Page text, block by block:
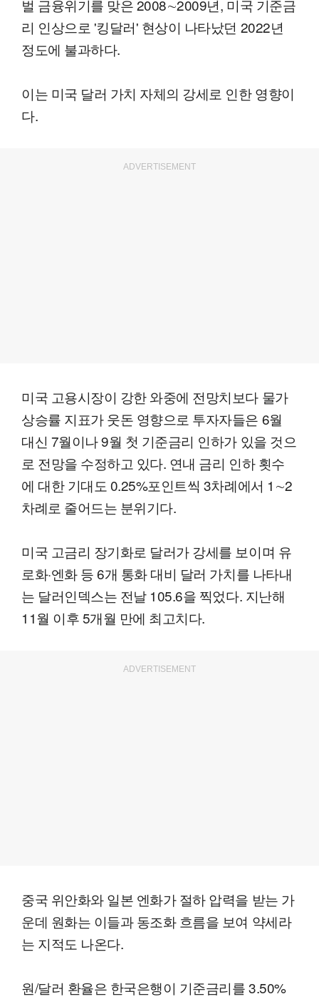
벌 금융위기를 맞은 2008∼2009년, 미국 기준금
리 인상으로 '킹달러' 현상이 나타났던 2022년
정도에 불과하다.
이는 미국 달러 가치 자체의 강세로 인한 영향이
다.
ADVERTISEMENT
미국 고용시장이 강한 와중에 전망치보다 물가
상승률 지표가 웃돈 영향으로 투자자들은 6월
대신 7월이나 9월 첫 기준금리 인하가 있을 것으
로 전망을 수정하고 있다. 연내 금리 인하 횟수
에 대한 기대도 0.25%포인트씩 3차례에서 1∼2
차례로 줄어드는 분위기다.
미국 고금리 장기화로 달러가 강세를 보이며 유
로화·엔화 등 6개 통화 대비 달러 가치를 나타내
는 달러인덱스는 전날 105.6을 찍었다. 지난해
11월 이후 5개월 만에 최고치다.
ADVERTISEMENT
중국 위안화와 일본 엔화가 절하 압력을 받는 가
운데 원화는 이들과 동조화 흐름을 보여 약세라
는 지적도 나온다.
원/달러 환율은 한국은행이 기준금리를 3.50%